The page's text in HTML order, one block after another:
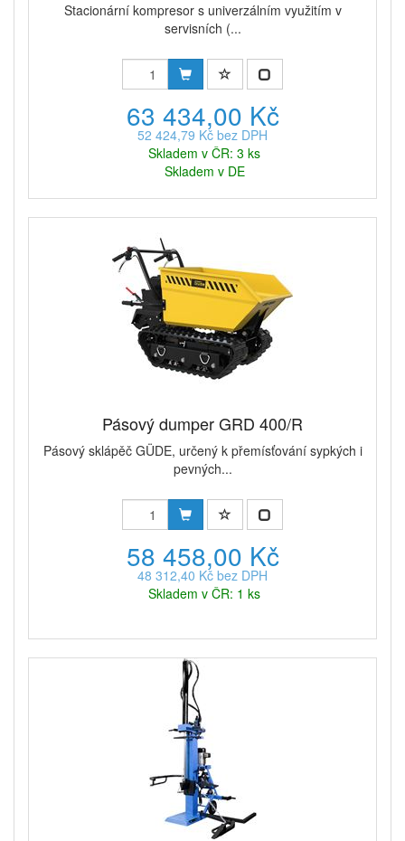
Stacionární kompresor s univerzálním využitím v
servisních (...
63 434,00 Kč
52 424,79 Kč bez DPH
Skladem v ČR: 3 ks
Skladem v DE
Pásový dumper GRD 400/R
Pásový sklápěč GÜDE, určený k přemísťování sypkých i
pevných...
58 458,00 Kč
48 312,40 Kč bez DPH
Skladem v ČR: 1 ks